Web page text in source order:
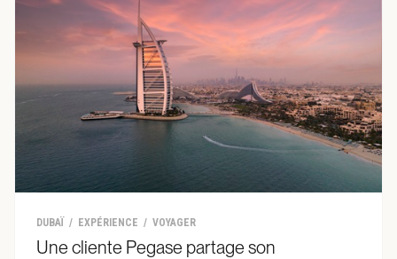
DUBAÏ EXPÉRIENCE VOYAGER
Une cliente Pegase partage son